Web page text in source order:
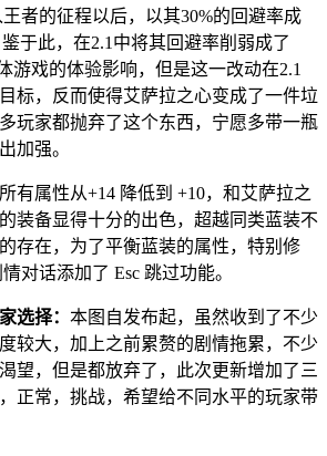
者的征程以后，以其30%的回避率成
于此，在2.1中将其回避率削弱成了
游戏的体验影响，但是这一改动在2.1
标，反而使得艾萨拉之心变成了一件垃
玩家都抛弃了这个东西，宁愿多带一瓶
加强。
所有属性从+14 降低到 +10，和艾萨拉之
装备显得十分的出色，超越同类蓝装不
存在，为了平衡蓝装的属性，特别修
对话添加了 Esc 跳过功能。
选择： 本图自发布起，虽然收到了不少
较大，加上之前累赘的剧情拖累，不少
望，但是都放弃了，此次更新增加了三
正常，挑战，希望给不同水平的玩家带